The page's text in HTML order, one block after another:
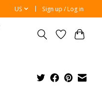
US Sign up / Log in